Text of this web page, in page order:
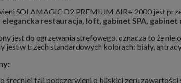
SOLAMAGIC D2 PREMIUM AIR+ 2000 jest
restauracja, loft, gabinet SPA,
jest do ogrzewania strefowego, oznacza to że nie
jest w trzech standardowych kolorach: biały,
średniej fali podczerwieni o bliskiej zeru zawartości